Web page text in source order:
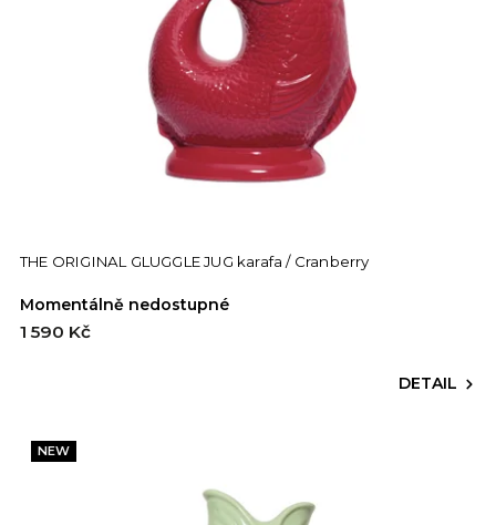
THE ORIGINAL GLUGGLE JUG karafa / Cranberry
Momentálně nedostupné
1 590 Kč
DETAIL
NEW